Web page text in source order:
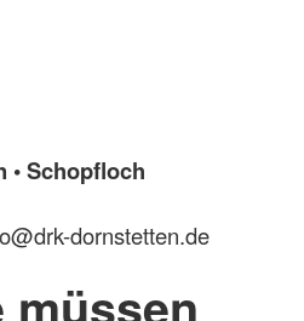
• Schopfloch
dornstetten.de
müssen